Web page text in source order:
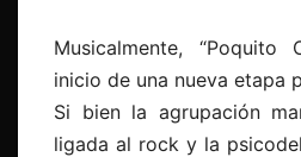
Musicalmente, “Poquito
inicio de una nueva etapa
Si bien la agrupación
ligada al rock y la